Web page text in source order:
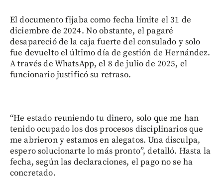
El documento fijaba como fecha límite el 31 de
diciembre de 2024. No obstante, el pagaré
desapareció de la caja fuerte del consulado y solo
fue devuelto el último día de gestión de Hernández.
A través de WhatsApp, el 8 de julio de 2025, el
funcionario justificó su retraso.
“He estado reuniendo tu dinero, solo que me han
tenido ocupado los dos procesos disciplinarios que
me abrieron y estamos en alegatos. Una disculpa,
espero solucionarte lo más pronto”, detalló. Hasta la
fecha, según las declaraciones, el pago no se ha
concretado.